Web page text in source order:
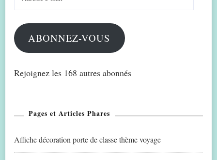
mail
ABONNEZ-VOUS
Rejoignez les 168 autres abonnés
Pages et Articles Phares
Affiche décoration porte de classe thème voyage